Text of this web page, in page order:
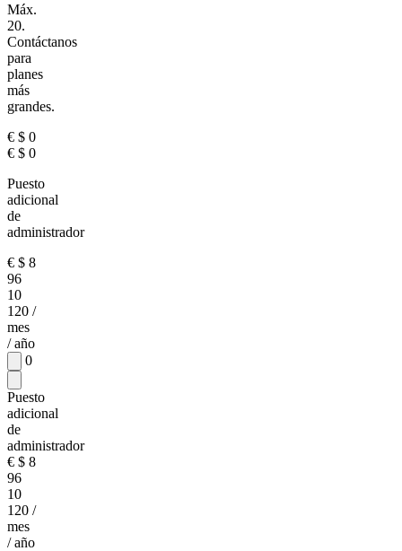
Máx.
20.
Contáctanos
para
planes
más
grandes.
€ $ 0
€ $ 0
Puesto
adicional
de
administrador
€ $ 8
96
10
120 /
mes
/ año
0
Puesto
adicional
de
administrador
€ $ 8
96
10
120 /
mes
/ año